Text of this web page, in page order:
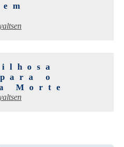
o
Morte